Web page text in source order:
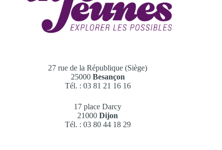
27 rue de la République (Siège)
25000 Besançon
Tél. : 03 81 21 16 16
17 place Darcy
21000Dijon
Tél. : 03 80 44 18 29